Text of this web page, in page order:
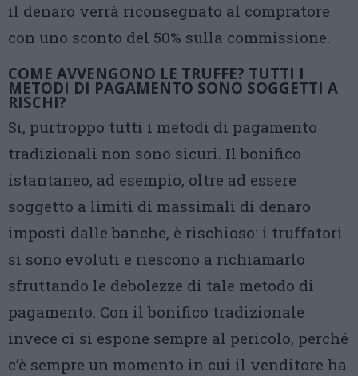
il denaro verrà riconsegnato al compratore
con uno sconto del 50% sulla commissione.
COME AVVENGONO LE TRUFFE? TUTTI I
METODI DI PAGAMENTO SONO SOGGETTI A
RISCHI?
Si, purtroppo tutti i metodi di pagamento
tradizionali non sono sicuri. Il bonifico
istantaneo, ad esempio, oltre ad essere
soggetto a limiti di massimali di denaro
imposti dalle banche, è rischioso: i truffatori
si sono evoluti e riescono a richiamarlo
sfruttando le debolezze di tale metodo di
pagamento. Con il bonifico tradizionale
invece ci si espone sempre al pericolo, perché
c’è sempre un momento in cui il venditore ha